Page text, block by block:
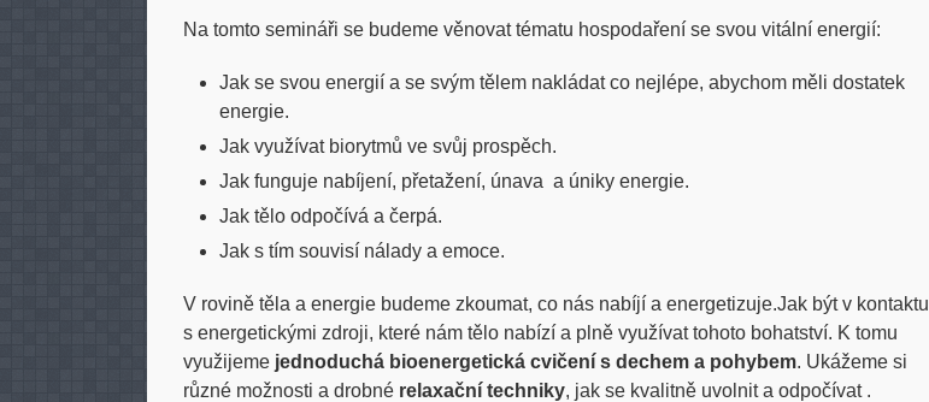
Na tomto semináři se budeme věnovat tématu hospodaření se svou vitální energií:
Jak se svou energií a se svým tělem nakládat co nejlépe, abychom měli dostatek
energie.
Jak využívat biorytmů ve svůj prospěch.
Jak funguje nabíjení, přetažení, únava a úniky energie.
Jak tělo odpočívá a čerpá.
Jak s tím souvisí nálady a emoce.
V rovině těla a energie budeme zkoumat, co nás nabíjí a energetizuje.Jak být v kontaktu
s energetickými zdroji, které nám tělo nabízí a plně využívat tohoto bohatství. K tomu
využijeme jednoduchá bioenergetická cvičení s dechem a pohybem. Ukážeme si
různé možnosti a drobné relaxační techniky, jak se kvalitně uvolnit a odpočívat .